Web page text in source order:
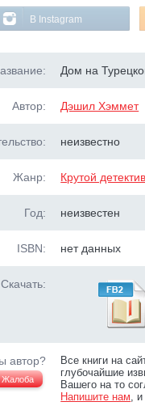
В Instagram
Дом на
Автор: Дэшил Хэммет
неизвестно
Жанр: Крутой детектив
Год: неизвестен
ISBN: нет данных
Скачать:
автор?
Жалоба
Все книги на
глубочайшие
Вашего на то
Напишите нам,